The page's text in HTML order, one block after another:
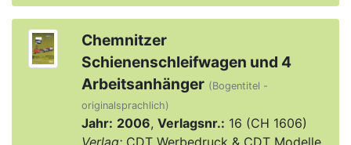
Chemnitzer
Schienenschleifwagen und 4
Arbeitsanhänger (Bogentitel -
originalsprachlich)
Jahr: 2006, Verlagsnr.: 16 (CH 1606)
Verlag:CDT Werbedruck & CDT Modelle